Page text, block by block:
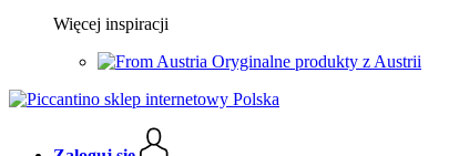
Więcej inspiracji
Oryginalne produkty z Austrii